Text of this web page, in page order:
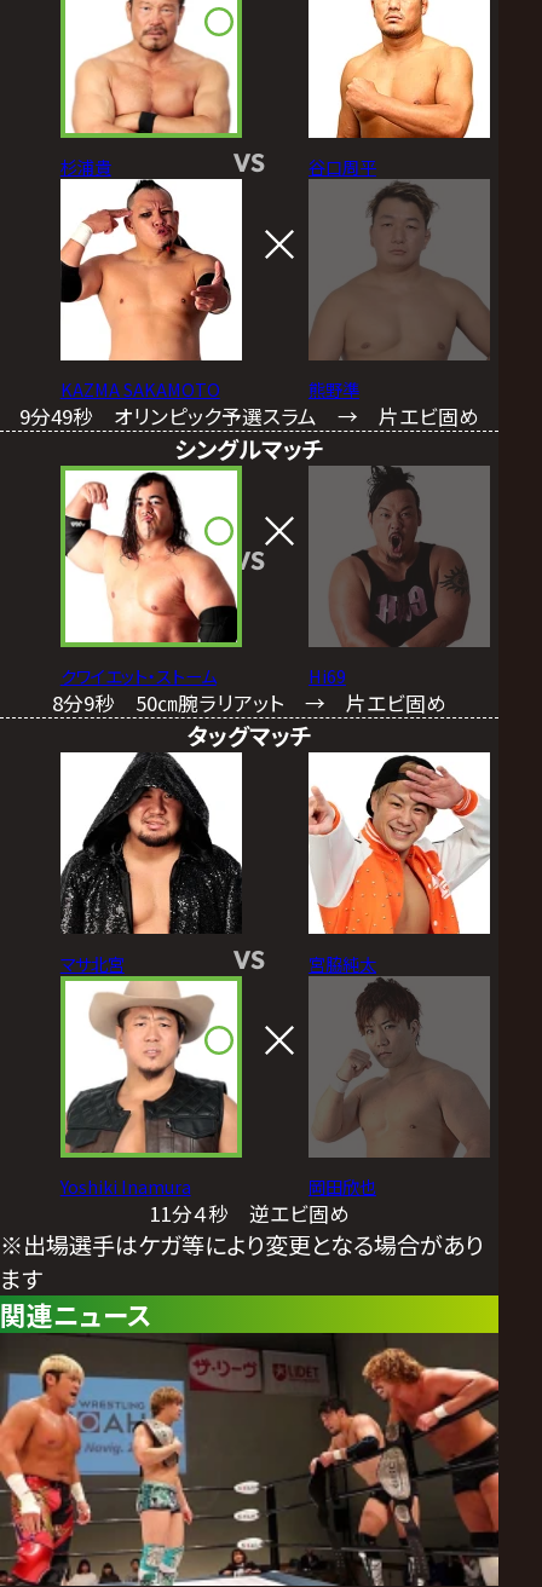
杉浦貴
KAZMA SAKAMOTO
VS 谷口周平
熊野準
9分49秒 オリンピック予選スラム → 片エビ固め
シングルマッチ
クワイエット・ストーム
VS
Hi69
8分9秒 50㎝腕ラリアット → 片エビ固め
タッグマッチ
マサ北宮
Yoshiki Inamura
VS 宮脇純太
岡田欣也
11分４秒 逆エビ固め
※出場選手はケガ等により変更となる場合があり
ます
関連ニュース